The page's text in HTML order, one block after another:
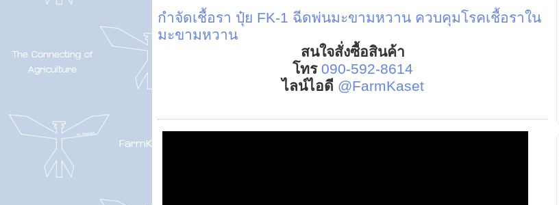
กำจัดเชื้อรา ปุ๋ย FK-1 ฉีดพ่นมะขามหวาน ควบคุมโรคเชื้อราใน
มะขามหวาน
สนใจสั่งซื้อสินค้า
โทร 090-592-8614
ไลน์ไอดี @FarmKaset